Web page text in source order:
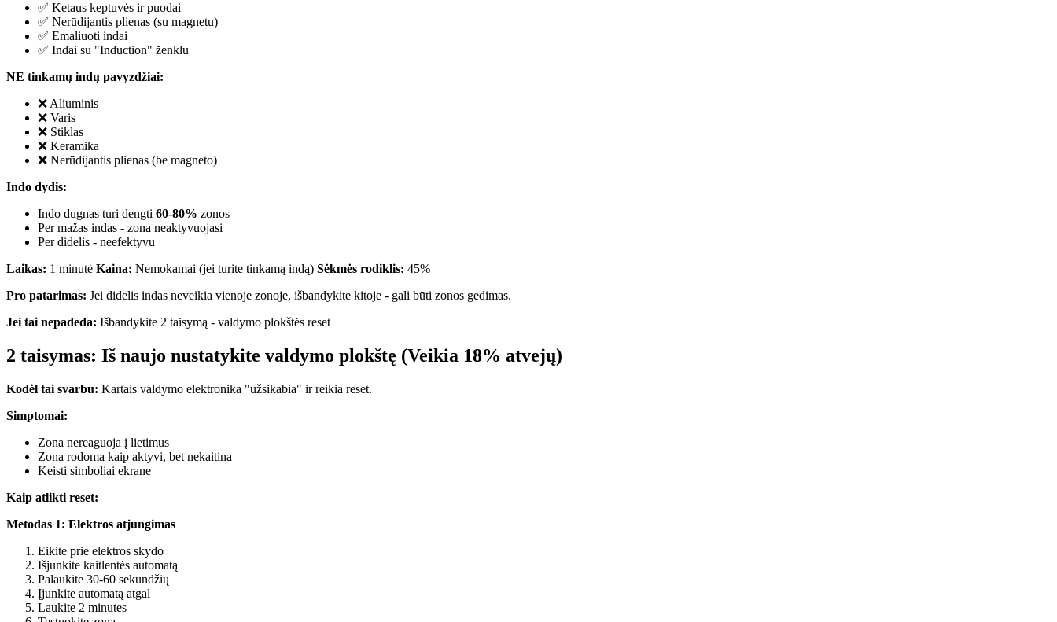
✅ Ketaus keptuvės ir puodai
✅ Nerūdijantis plienas (su magnetu)
✅ Emaliuoti indai
✅ Indai su "Induction" ženklu
NE tinkamų indų pavyzdžiai:
❌ Aliuminis
❌ Varis
❌ Stiklas
❌ Keramika
❌ Nerūdijantis plienas (be magneto)
Indo dydis:
Indo dugnas turi dengti 60-80% zonos
Per mažas indas - zona neaktyvuojasi
Per didelis - neefektyvu
Laikas: 1 minutė Kaina: Nemokamai (jei turite tinkamą indą) Sėkmės rodiklis: 45%
Pro patarimas: Jei didelis indas neveikia vienoje zonoje, išbandykite kitoje - gali būti zonos gedimas.
Jei tai nepadeda: Išbandykite 2 taisymą - valdymo plokštės reset
2 taisymas: Iš naujo nustatykite valdymo plokštę (Veikia 18% atvejų)
Kodėl tai svarbu: Kartais valdymo elektronika "užsikabia" ir reikia reset.
Simptomai:
Zona nereaguoja į lietimus
Zona rodoma kaip aktyvi, bet nekaitina
Keisti simboliai ekrane
Kaip atlikti reset:
Metodas 1: Elektros atjungimas
Eikite prie elektros skydo
Išjunkite kaitlentės automatą
Palaukite 30-60 sekundžių
Įjunkite automatą atgal
Laukite 2 minutes